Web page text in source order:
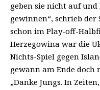
geben sie nicht auf
gewinnen“, schrieb
schon im Play-off-
Herzegowina war die
Nichts-Spiel gegen
gewann am Ende doch
„Danke Jungs. In